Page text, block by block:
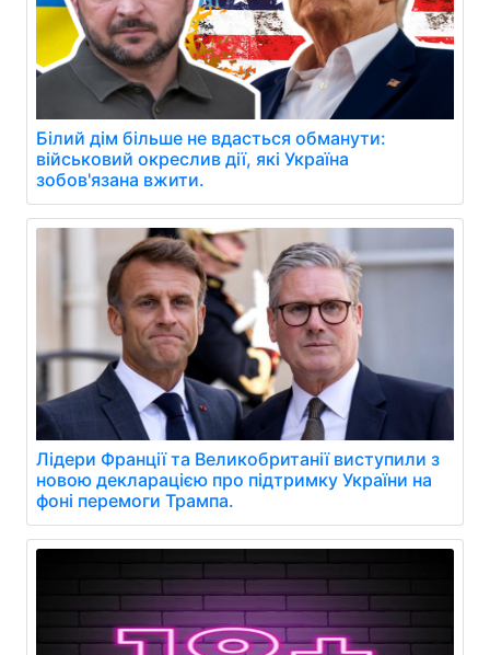
Білий дім більше не вдасться обманути:
військовий окреслив дії, які Україна
зобов'язана вжити.
Лідери Франції та Великобританії виступили з
новою декларацією про підтримку України на
фоні перемоги Трампа.